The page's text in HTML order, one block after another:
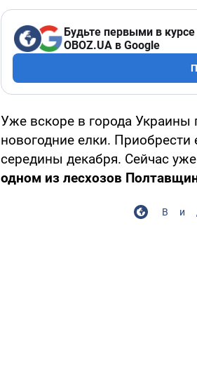
Будьте первыми в
OBOZ.UA в Google
Уже вскоре в города Украины
новогодние елки.
середины декабря. Сейчас
одном из лесхозов